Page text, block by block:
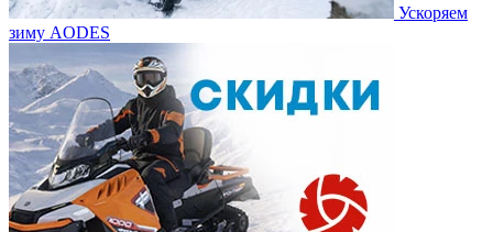
Ускоряем
зиму AODES